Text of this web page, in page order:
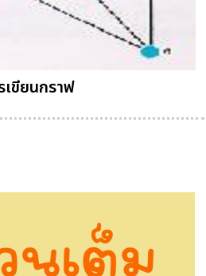
เขียนกราฟ